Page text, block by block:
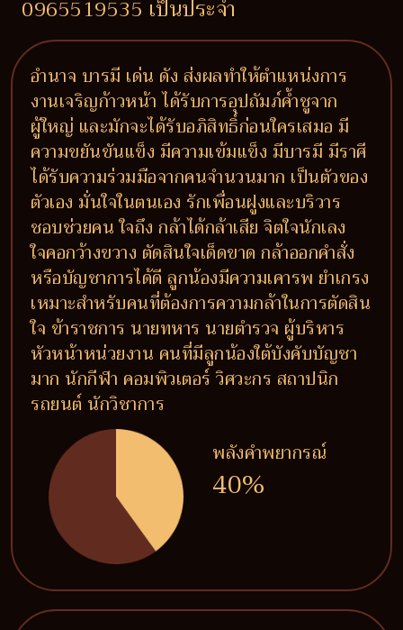
0965519535 เป็นประจำ
อำนาจ บารมี เด่น ดัง ส่งผลทำให้ตำแหน่งการ
งานเจริญก้าวหน้า ได้รับการอุปถัมภ์ค้ำชูจาก
ผู้ใหญ่ และมักจะได้รับอภิสิทธิ์ก่อนใครเสมอ มี
ความขยันขันแข็ง มีความเข้มแข็ง มีบารมี มีราศี
ได้รับความร่วมมือจากคนจำนวนมาก เป็นตัวของ
ตัวเอง มั่นใจในตนเอง รักเพื่อนฝูงและบริวาร
ชอบช่วยคน ใจถึง กล้าได้กล้าเสีย จิตใจนักเลง
ใจคอกว้างขวาง ตัดสินใจเด็ดขาด กล้าออกคำสั่ง
หรือบัญชาการได้ดี ลูกน้องมีความเคารพ ยำเกรง
เหมาะสำหรับคนที่ต้องการความกล้าในการตัดสิน
ใจ ข้าราชการ นายทหาร นายตำรวจ ผู้บริหาร
หัวหน้าหน่วยงาน คนที่มีลูกน้องใต้บังคับบัญชา
มาก นักกีฬา คอมพิวเตอร์ วิศวะกร สถาปนิก
รถยนต์ นักวิชาการ
พลังคำพยากรณ์
40%